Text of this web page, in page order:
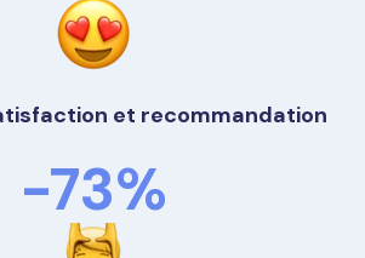
et recommandation
-73%